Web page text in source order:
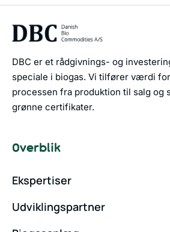
DBC er et rådgivnings- og
speciale i biogas. Vi tilfører værdi
processen fra produktion til salg
grønne certifikater.
Overblik
Ekspertiser
Udviklingspartner